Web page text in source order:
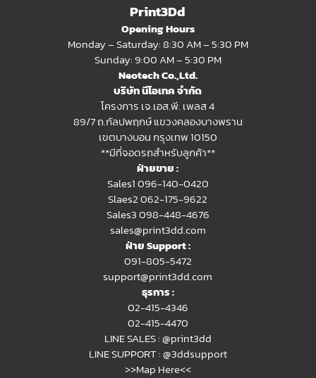
Print3Dd
Opening Hours
Monday – Saturday: 8:30 AM – 5:30 PM
Sunday: 9:00 AM – 5:30 PM
Neotech Co.,Ltd.
บริษัท นีโอเทค จำกัด
โครงการ เจ.เอส.พี. เพลส 4
89/7 ถ.กัลปพฤกษ์ แขวงคลองบางพราน
เขตบางบอน กรุงเทพ 10150
**มีที่จอดรถสำหรับลูกค้า**
ฝ่ายขาย :
Sales1 096-140-0420
Slaes2062-175-9622
Sales3 098-448-4676
sales@print3dd.com
ฝ่าย Support :
091-805-5472
support@print3dd.com
ธุรการ :
02-415-4346
02-415-4470
LINE SALES :@print3dd
LINE SUPPORT :@3ddsupport
>>Map Here<<